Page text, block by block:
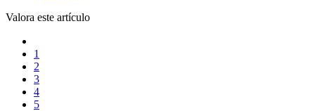
Valora este artículo
1
2
3
4
5